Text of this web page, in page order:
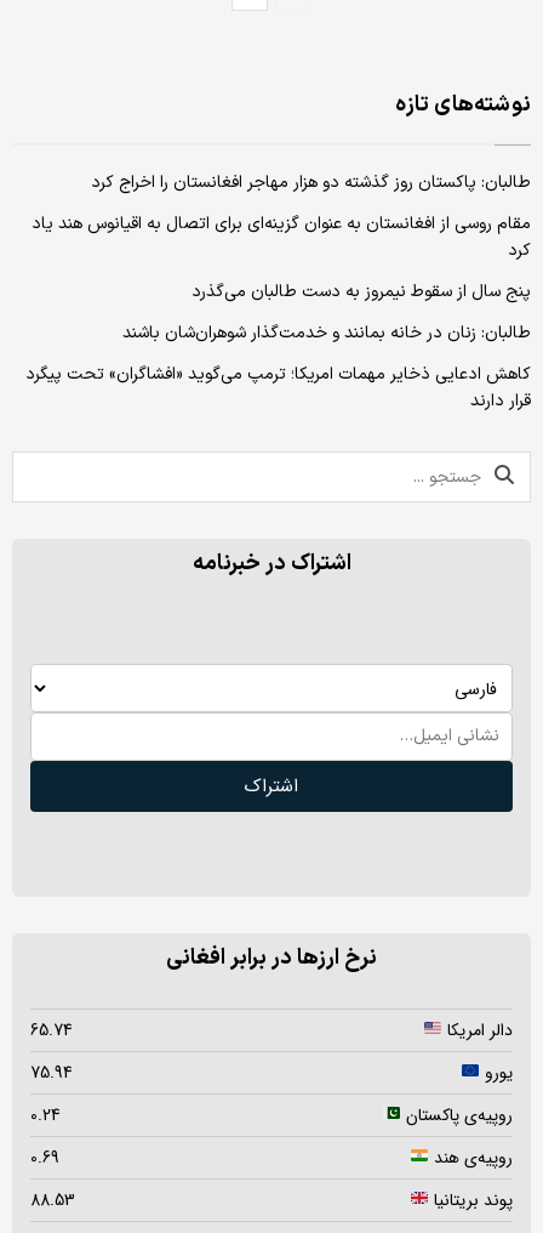
نوشته‌های تازه
طالبان: پاکستان روز گذشته دو هزار مهاجر افغانستان را اخراج کرد
مقام روسی از افغانستان به عنوان گزینه‌ای برای اتصال به اقیانوس هند یاد
کرد
پنج سال از سقوط نیمروز به دست طالبان می‌گذرد
طالبان: زنان در خانه بمانند و خدمت‌گذار شوهران‌شان باشند
کاهش ادعایی ذخایر مهمات امریکا؛ ترمپ می‌گوید «افشاگران» تحت پیگرد
قرار دارند
اشتراک در خبرنامه
اشتراک
نرخ ارزها در برابر افغانی
دالر امریکا
65.74
یورو
75.94
روپیه‌ی پاکستان
0.24
روپیه‌ی هند
0.69
پوند بریتانیا
88.53